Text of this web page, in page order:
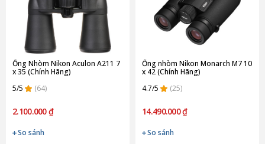
Ống Nhòm Nikon Aculon A211 7
x 35 (Chính Hãng)
5/5
(64)
2.100.000 ₫
So sánh
Ống nhòm Nikon Monarch M7 10
x 42 (Chính Hãng)
4.7/5
(25)
14.490.000 ₫
So sánh